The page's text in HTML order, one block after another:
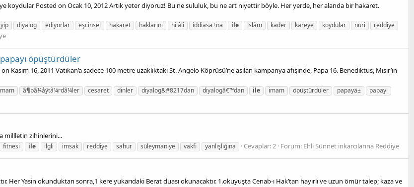
koydular Posted on Ocak 10, 2012 Artık yeter diyoruz! Bu ne sululuk, bu ne art niyettir böyle. Her yerde, her alanda bir hakaret.
diyalog ediyorlar eşcinsel hakaret haklarını hilâli iddiasä±na ile islâm kader kareye koydular nuri
reddiye
öpüştürdüler
16, 2011 Vatikan’a sadece 100 metre uzaklıktaki St. Angelo Köprüsü’ne asılan kampanya afişinde, Papa 16. Benediktus, Mısır’ın
ã¶pã¼åÿtã¼rdã¼ler cesaret dinler diyalog&#8217dan diyalogâ€™dan ile imam öpüştürdüler papayä±
papayı
millletin zihinlerini...
fitnesi ile ilgli imsak reddiye sahur süleymaniye vakfi yanlışlığına Cevaplar: 2 Forum: Ehli Sünnet inkarcılarına Reddiye
Her Yasin okunduktan sonra,1 kere yukarıdaki Berat duası okunacaktır. 1.okuyuşta Cenab-ı Hak’tan hayırlı ve uzun ömür talep; kaza ve